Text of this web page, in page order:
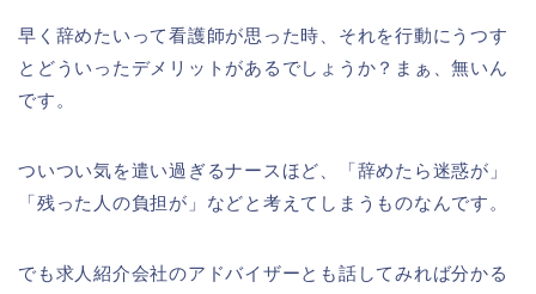
早く辞めたいって看護師が思った時、それを行動にうつす
とどういったデメリットがあるでしょうか？まぁ、無いん
です。
ついつい気を遣い過ぎるナースほど、「辞めたら迷惑が」
「残った人の負担が」などと考えてしまうものなんです。
でも求人紹介会社のアドバイザーとも話してみれば分かる